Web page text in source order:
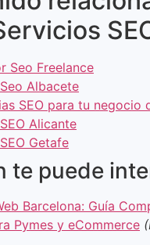
Seo Freelance
Albacete
SEO para tu negocio
Alicante
Getafe
te puede
Barcelona: Guía
Pymes y eCommerce